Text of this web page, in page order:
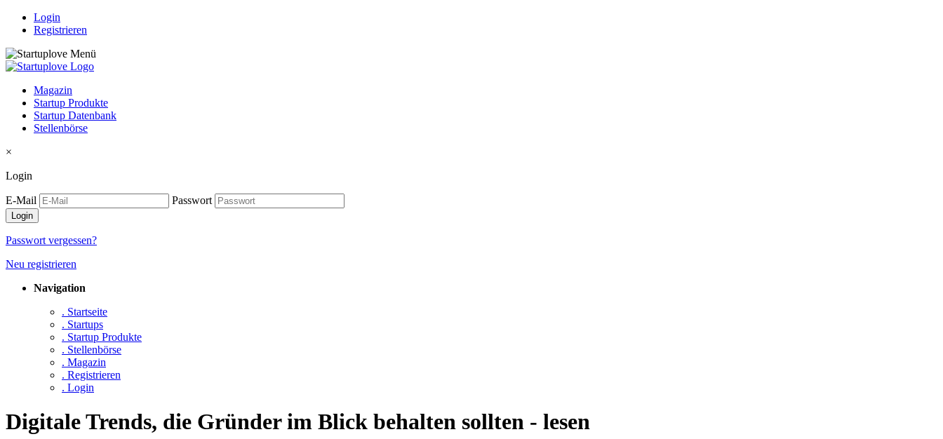
Login
Registrieren
Magazin
Startup Produkte
Startup Datenbank
Stellenbörse
×
Login
E-Mail Passwort
Passwort vergessen?
Neu registrieren
Navigation
. Startseite
. Startups
. Startup Produkte
. Stellenbörse
. Magazin
. Registrieren
. Login
Digitale Trends, die Gründer im Blick behalten sollten - lesen